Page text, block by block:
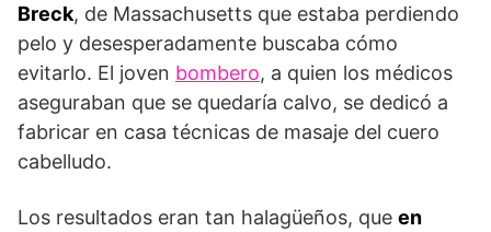
Breck, de Massachusetts que estaba perdiendo
pelo y desesperadamente buscaba cómo
evitarlo. El joven bombero, a quien los médicos
aseguraban que se quedaría calvo, se dedicó a
fabricar en casa técnicas de masaje del cuero
cabelludo.
Los resultados eran tan halagüeños, que en